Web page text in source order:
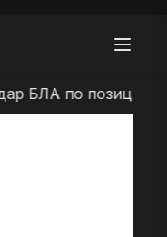
БЛА по позиции